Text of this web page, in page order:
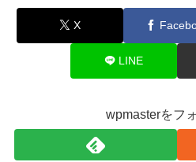
X
LINE
wpmasterをフ